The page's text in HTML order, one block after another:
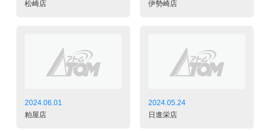
松崎店
伊勢崎店
2024.06.01
粕屋店
2024.05.24
日進栄店